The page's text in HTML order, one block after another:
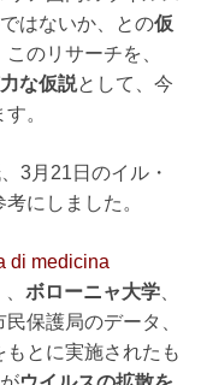
はないか、との仮
のリサーチを、
な仮説として、今
。
3月21日のイル・
にしました。
di medicina
ボローニャ大学
保護局のデータ、
とに実施されたも